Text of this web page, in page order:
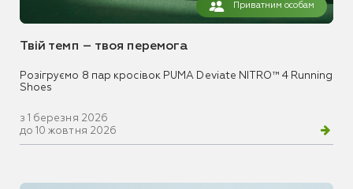
Приватним особам
Твій темп – твоя перемога
Розігруємо 8 пар кросівок PUMA Deviate NITRO™ 4 Running
Shoes
з 1 березня 2026
до 10 жовтня 2026